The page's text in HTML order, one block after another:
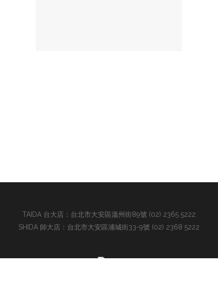
TAIDA 台大店：台北市大安區溫州街89號 (02) 2365 5222
SHIDA 師大店：台北市大安區浦城街33-9號 (02) 2368 5222